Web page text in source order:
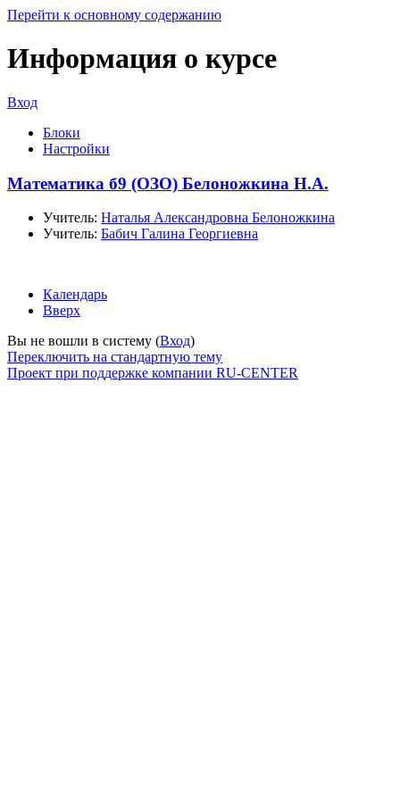
Перейти к основному содержанию
Информация о курсе
Вход
Блоки
Настройки
Математика б9 (ОЗО) Белоножкина Н.А.
Учитель: Наталья Александровна Белоножкина
Учитель: Бабич Галина Георгиевна
Календарь
Вверх
Вы не вошли в систему (Вход)
Переключить на стандартную тему
Проект при поддержке компании RU-CENTER